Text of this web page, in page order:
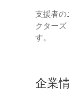
支援者の
クター
す。
企業